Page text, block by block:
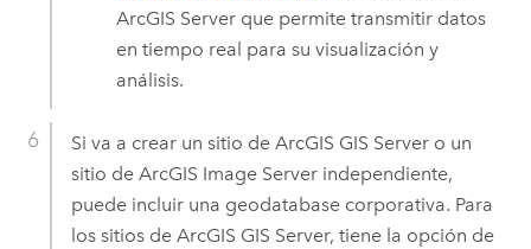
ArcGIS Server que permite transmitir datos
en tiempo real para su visualización y
análisis.
Si va a crear un sitio de ArcGIS GIS Servero un
sitio de ArcGIS Image Serverindependiente,
puede incluir una geodatabase corporativa. Para
los sitios de ArcGIS GIS Server, tiene la opción de